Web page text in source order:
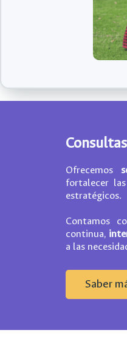
Ofrecemos
fortalecer
estratégicos.
Contamos
continua,
a las
Saber